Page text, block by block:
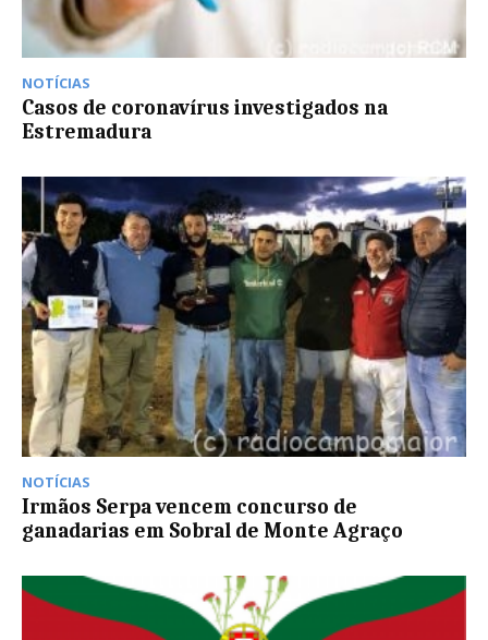
NOTÍCIAS
Casos de coronavírus investigados na
Estremadura
NOTÍCIAS
Irmãos Serpa vencem concurso de
ganadarias em Sobral de Monte Agraço